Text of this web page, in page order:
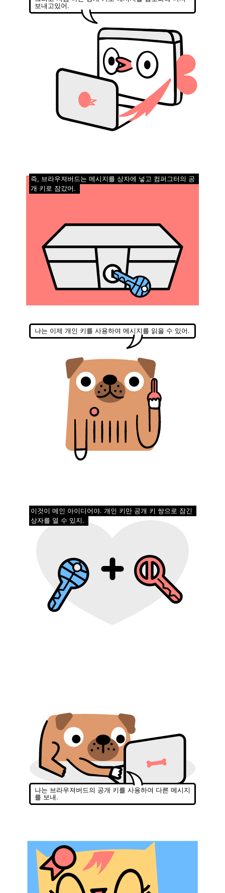
보내고있어.
즉, 브라우져버드는 메시지를 상자에 넣고 컴퍼그터의 공
개 키로 잠갔어.
나는 이제 개인 키를 사용하여 메시지를 읽을 수 있어.
이것이 메인 아이디어야. 개인 키만 공개 키 쌍으로 잠긴
상자를 열 수 있지.
나는 브라우져버드의 공개 키를 사용하여 다른 메시지
를 보내.